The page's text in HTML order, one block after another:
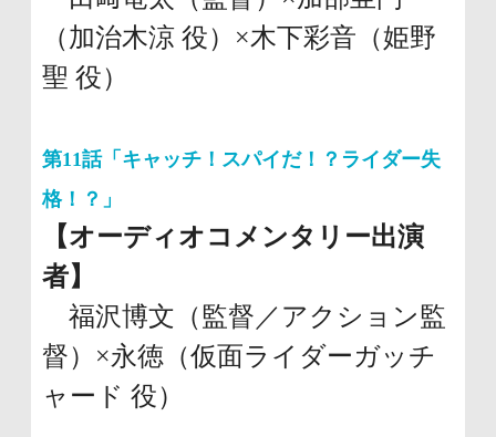
（加治木涼 役）×木下彩音（姫野
聖 役）
第11話「キャッチ！スパイだ！？ライダー失
格！？」
【オーディオコメンタリー出演
者】
福沢博文（監督／アクション監
督）×永徳（仮面ライダーガッチ
ャード 役）